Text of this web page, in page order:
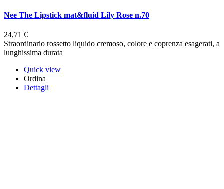
Nee The Lipstick mat&fluid Lily Rose n.70
24,71 €
Straordinario rossetto liquido cremoso, colore e coprenza esagerati, a
lunghissima durata
Quick view
Ordina
Dettagli